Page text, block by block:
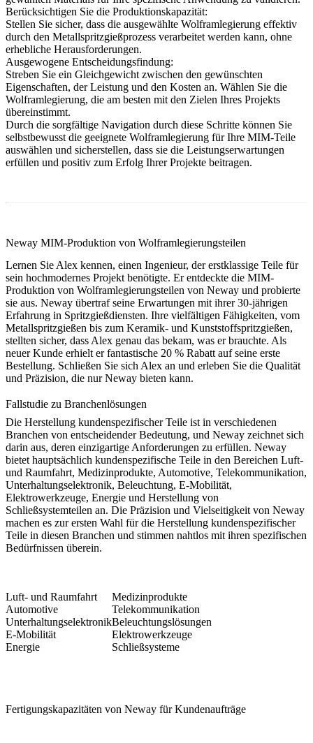
Berücksichtigen Sie die Produktionskapazität:
Stellen Sie sicher, dass die ausgewählte Wolframlegierung effektiv
durch den Metallspritzgießprozess verarbeitet werden kann, ohne
erhebliche Herausforderungen.
Ausgewogene Entscheidungsfindung:
Streben Sie ein Gleichgewicht zwischen den gewünschten
Eigenschaften, der Leistung und den Kosten an. Wählen Sie die
Wolframlegierung, die am besten mit den Zielen Ihres Projekts
übereinstimmt.
Durch die sorgfältige Navigation durch diese Schritte können Sie
selbstbewusst die geeignete Wolframlegierung für Ihre MIM-Teile
auswählen und sicherstellen, dass sie die Leistungserwartungen
erfüllen und positiv zum Erfolg Ihrer Projekte beitragen.
Neway MIM-Produktion von Wolframlegierungsteilen
Lernen Sie Alex kennen, einen Ingenieur, der erstklassige Teile für
sein hochmodernes Projekt benötigte. Er entdeckte die MIM-
Produktion von Wolframlegierungsteilen von Neway und probierte
sie aus. Neway übertraf seine Erwartungen mit ihrer 30-jährigen
Erfahrung in Spritzgießdiensten. Ihre vielfältigen Fähigkeiten, vom
Metallspritzgießen bis zum Keramik- und Kunststoffspritzgießen,
stellten sicher, dass Alex genau das bekam, was er brauchte. Als
neuer Kunde erhielt er fantastische 20 % Rabatt auf seine erste
Bestellung. Schließen Sie sich Alex an und erleben Sie die Qualität
und Präzision, die nur Neway bieten kann.
Fallstudie zu Branchenlösungen
Die Herstellung kundenspezifischer Teile ist in verschiedenen
Branchen von entscheidender Bedeutung, und Neway zeichnet sich
darin aus, deren einzigartige Anforderungen zu erfüllen. Neway
bietet hauptsächlich kundenspezifische Teile in den Bereichen Luft-
und Raumfahrt, Medizinprodukte, Automotive, Telekommunikation,
Unterhaltungselektronik, Beleuchtung, E-Mobilität,
Elektrowerkzeuge, Energie und Herstellung von
Schließsystemteilen an. Die Präzision und Vielseitigkeit von Neway
machen es zur ersten Wahl für die Herstellung kundenspezifischer
Teile in diesen Branchen und stimmen nahtlos mit ihren spezifischen
Bedürfnissen überein.
Luft- und Raumfahrt
Medizinprodukte
Automotive
Telekommunikation
UnterhaltungselektronikBeleuchtungslösungen
E-Mobilität
Elektrowerkzeuge
Energie
Schließsysteme
Fertigungskapazitäten von Neway für Kundenaufträge